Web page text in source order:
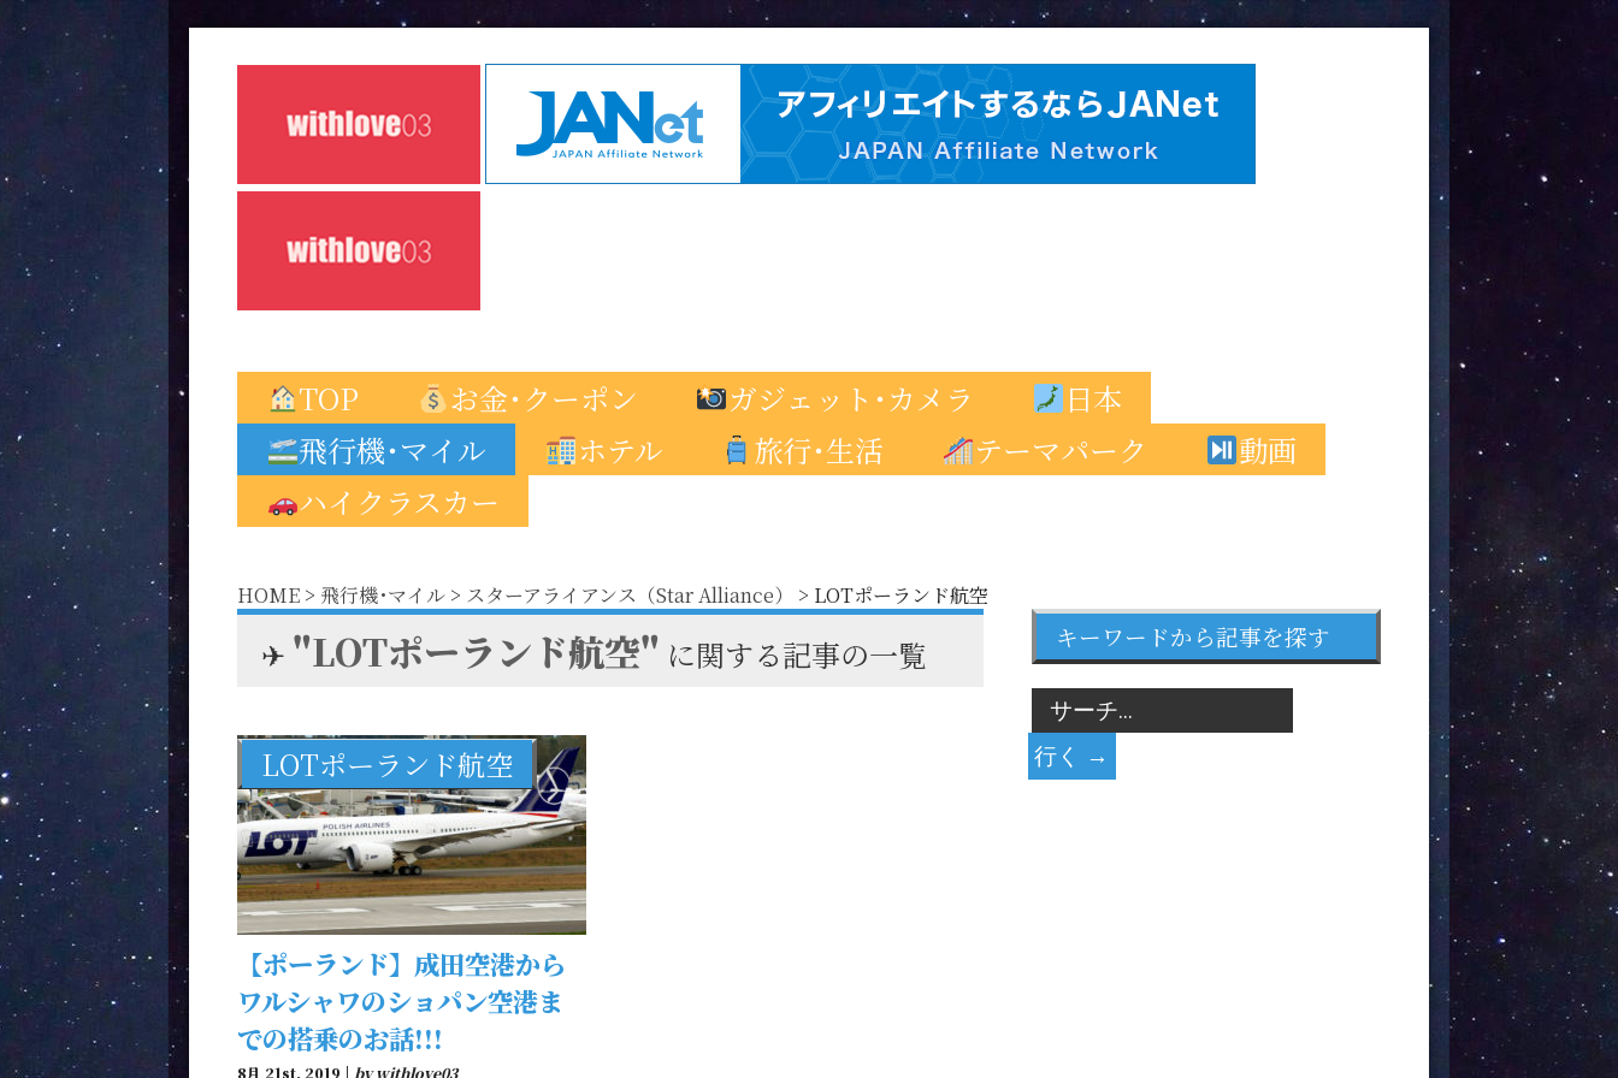
TOP お金･クーポン ガジェット･カメラ
日本
飛行機･マイル
ホテル 旅行･生活 テーマパーク
動画
ハイクラスカー
HOME > 飛行機･マイル > スターアライアンス（Star Alliance） > LOTポーランド航空
✈︎ "LOTポーランド航空" に関する記事の一覧
LOTポーランド航空
【ポーランド】成田空港から
ワルシャワのショパン空港ま
での搭乗のお話!!!
8月 21st, 2019 | by withlove03
キーワードから記事を探す